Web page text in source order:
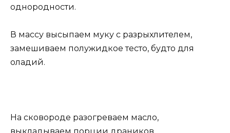
однородности.
В массу высыпаем муку с разрыхлителем,
замешиваем полужидкое тесто, будто для
оладий.
На сковороде разогреваем масло,